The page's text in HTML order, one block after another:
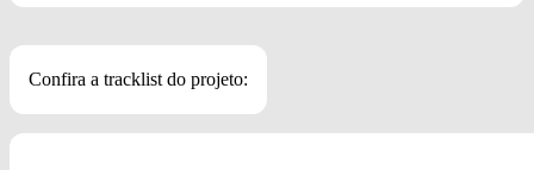
Confira a tracklist do projeto: